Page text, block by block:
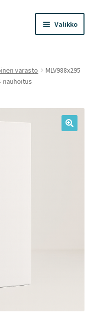
Valikko
varasto
MLV988x295
nauhoitus